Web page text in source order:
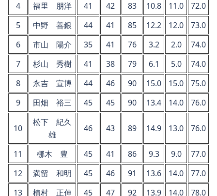
4 福里 朋洋 41 42 83 10.8 11.0
72.0
5
中野 善銀 44 41 85 12.2 12.0
73.0
6
市山 陽介 35 41 76 3.2 2.0
74.0
7
杉山 秀樹 41 38 79 6.1 5.0
74.0
8
永吉 宣博 44 46 90 15.0 15.0
75.0
9
田畑 裕三 45 45 90 13.4 14.0 76.0
10
松下 紀久
雄
46 43 89 14.9 13.0 76.0
11 梛木 豊 45 41 86 9.3 9.0
77.0
12
満留 和明 45 46 91 13.6 14.0
77.0
13
植村 正伸 45 47 92 13.9 14.0
78.0